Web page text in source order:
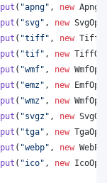
put ( "apng" , new
put ( "svg" , new
put ( "tiff" , new
put ( "tif" , new
put ( "wmf" , new
put ( "emz" , new
put ( "wmz" , new
put ( "svgz" , new
put ( "tga" , new
put ( "webp" , new
put ( "ico" , new